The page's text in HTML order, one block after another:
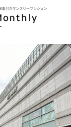
電付きマンスリーマンション